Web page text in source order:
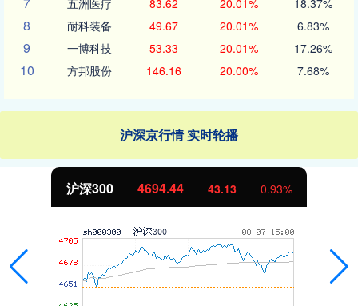
五洲医疗 83.62 20.01% 18.37%
8 耐科装备 49.67 20.01% 6.83%
9 一博科技 53.33 20.01% 17.26%
10 方邦股份 146.16 20.00% 7.68%
沪深京行情 实时轮播
沪深300 4694.44 43.13 0.93%